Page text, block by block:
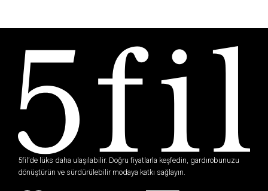
5fil’de lüks daha ulaşılabilir. Doğru fiyatlarla keşfedin, gardırobunuzu
dönüştürün ve sürdürülebilir modaya katkı sağlayın.